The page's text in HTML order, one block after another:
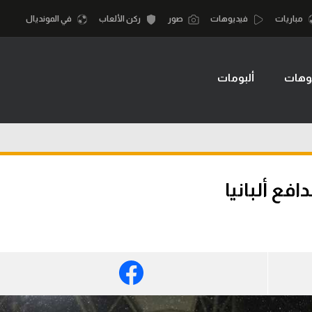
الدوري الإنجليزي
الدوري الإسباني
كرة السلة
كرة سلة
رياضة نسائية
مباريات فيديوهات صور ركن الألعاب في المونديال
ألبومات
ألبانيا